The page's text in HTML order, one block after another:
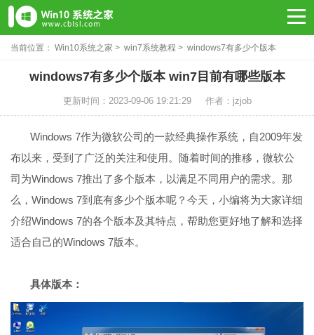
当前位置： Win10系统之家 > win7系统教程 > windows7有多少个版本
windows7有多少个版本 win7目前有哪些版本
更新时间：2023-09-06 19:21:29 作者：jzjob
Windows 7作为微软公司的一款经典操作系统，自2009年发
布以来，受到了广泛的关注和使用。随着时间的推移，微软公
司为Windows 7推出了多个版本，以满足不同用户的需求。那
么，Windows 7到底有多少个版本呢？今天，小编将为大家详细
介绍Windows 7的各个版本及其特点，帮助您更好地了解和选择
适合自己的Windows 7版本。
具体版本：